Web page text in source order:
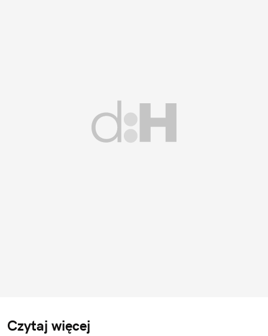
Czytaj więcej